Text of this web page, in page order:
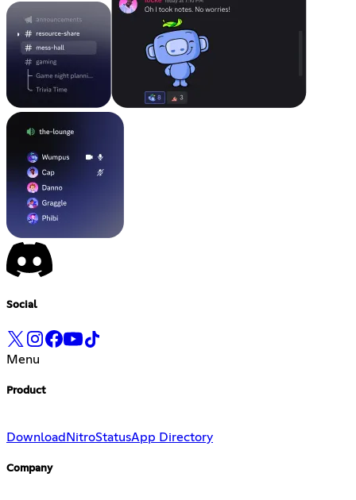
Social
Menu
Product
Download NitroStatusApp Directory
Company